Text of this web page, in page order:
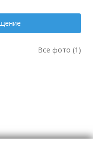
Все фото (1)